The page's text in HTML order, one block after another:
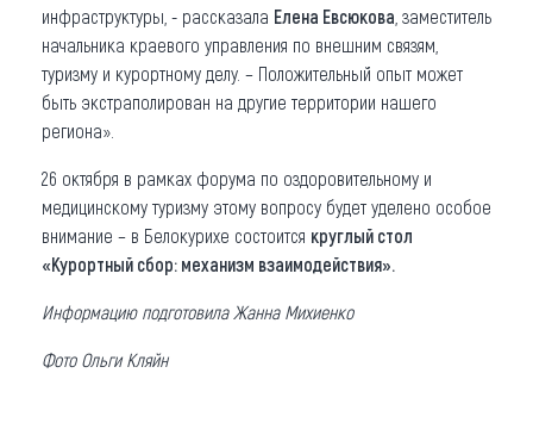
инфраструктуры, - рассказала Елена Евсюкова , заместитель
начальника краевого управления по внешним связям,
туризму и курортному делу. – Положительный опыт может
быть экстраполирован на другие территории нашего
региона».
26 октября в рамках форума по оздоровительному и
медицинскому туризму этому вопросу будет уделено особое
внимание – в Белокурихе состоится круглый стол
«Курортный сбор: механизм взаимодействия».
Информацию подготовила Жанна Михиенко
Фото Ольги Кляйн